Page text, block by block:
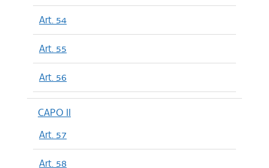
Art. 54
Art. 55
Art. 56
CAPO II
Art. 57
Art. 58